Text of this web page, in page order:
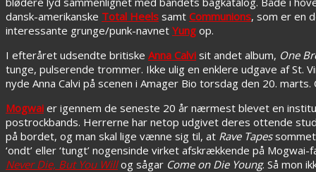
dansk-amerikanske Total Heels samt Communions, som er en
interessante grunge/punk-navnet Yung op.
I efteråret udsendte britiske Anna Calvi sit andet album, One
tunge, pulserende trommer. Ikke ulig en enklere udgave af St.
nyde Anna Calvi på scenen i Amager Bio torsdag den 20.
Mogwai er igennem de seneste 20 år nærmest blevet en
postrockbands. Herrerne har netop udgivet deres ottende
på bordet, og man skal lige vænne sig til, at Rave Tapes
‘ondt’ eller ‘tungt’ nogensinde virket afskrækkende på
Never Die, But You Willog sågar Come on Die Young. Så mon